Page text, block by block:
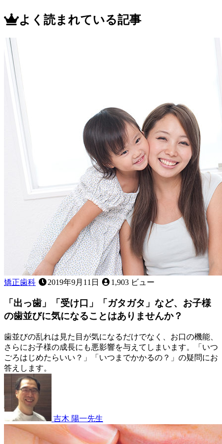
よく読まれている記事
矯正歯科 2019年9月11日 1,903 ビュー
「出っ歯」「受け口」「ガタガタ」など、お子様
の歯並びに気になることはありませんか？
歯並びの乱れは見た目が気になるだけでなく、お口の機能、
さらにお子様の成長にも悪影響を与えてしまいます。「いつ
ごろはじめたらいい？」「いつまでかかるの？」の疑問にお
答えします。
吉木 陽一先生
日
「出